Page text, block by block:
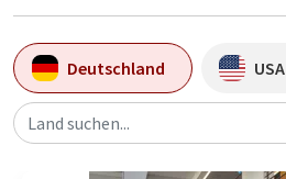
Deutschland USA
Land suchen...